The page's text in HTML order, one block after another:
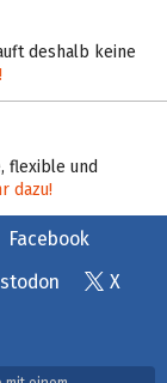
deshalb keine
flexible und
dazu!
Facebook
X